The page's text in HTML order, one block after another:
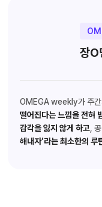
장O
OMEGA weekly가 주간
떨어진다는 느낌을 전혀
감각을 잃지 않게 하고 ,
해내자’라는 최소한의 루